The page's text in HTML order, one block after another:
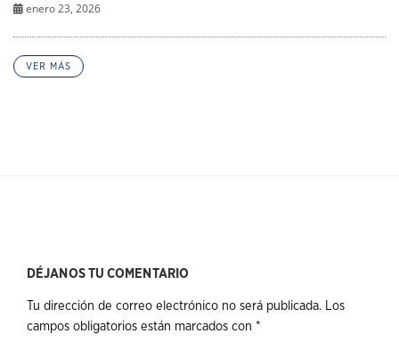
enero 23, 2026
VER MÁS
DÉJANOS TU COMENTARIO
Tu dirección de correo electrónico no será publicada. Los
campos obligatorios están marcados con *